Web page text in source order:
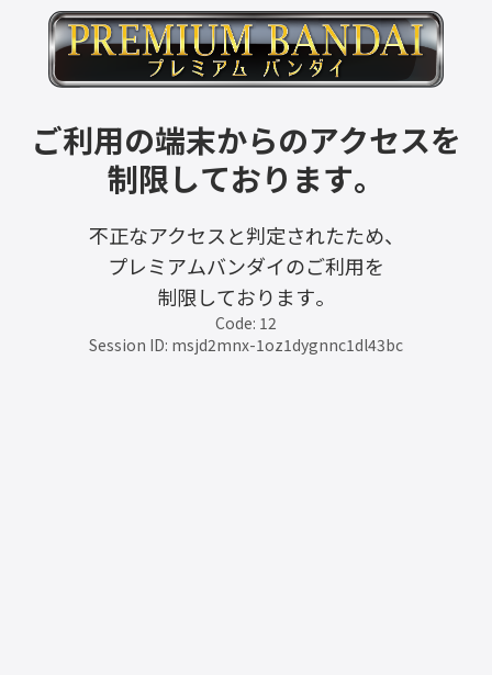
ご利用の端末からのアクセスを
制限しております。
不正なアクセスと判定されたため、
プレミアムバンダイのご利用を
制限しております。
Code: 12
Session ID: msjd2mnx-1oz1dygnnc1dl43bc